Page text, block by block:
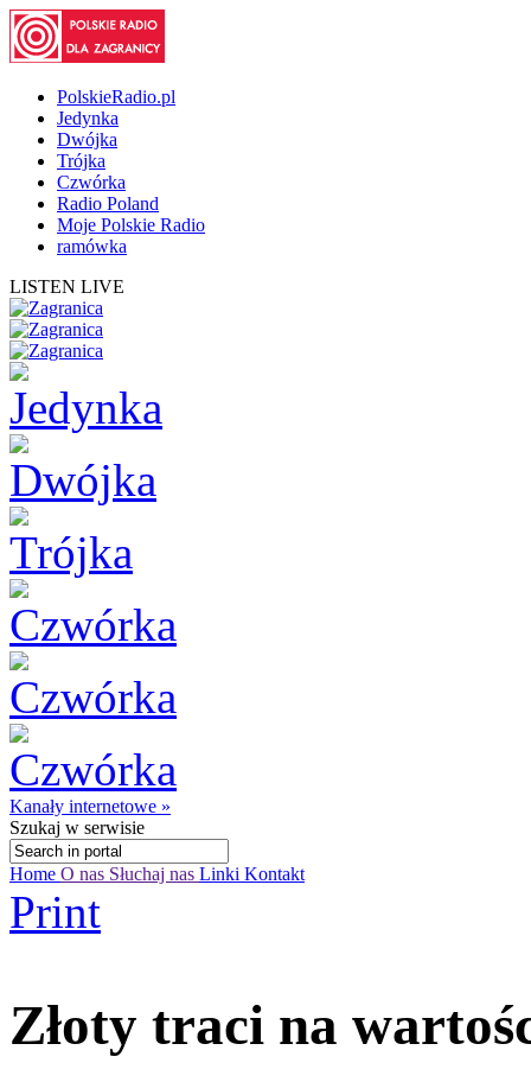
PolskieRadio.pl
Jedynka
Dwójka
Trójka
Czwórka
Radio Poland
Moje Polskie Radio
ramówka
LISTEN LIVE
Kanały internetowe »
Szukaj w serwisie
Home O nas Słuchaj nas Linki Kontakt
Print
Złoty traci na